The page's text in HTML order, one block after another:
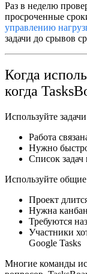
Раз в неделю
просроченные
управлению
задачи до срывов
Когда
когда
Используйте
Работа
Нужно быстро
Список
Используйте общие
Проект
Нужна
Требуются
Участники
Google Tasks
Многие команды